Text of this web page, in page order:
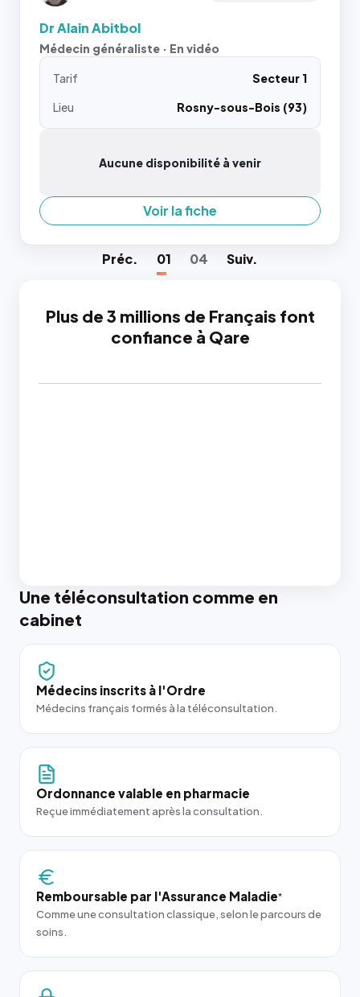
Dr Alain Abitbol
Médecin généraliste · En vidéo
Tarif
Secteur 1
Lieu
Rosny-sous-Bois (93)
Aucune disponibilité à venir
Voir la fiche
Préc. 01 04 Suiv.
Plus de 3 millions de Français font
confiance à Qare
Une téléconsultation comme en
cabinet
Médecins inscrits à l'Ordre
Médecins français formés à la téléconsultation.
Ordonnance valable en pharmacie
Reçue immédiatement après la consultation.
Remboursable par l'Assurance Maladie*
Comme une consultation classique, selon le parcours de
soins.